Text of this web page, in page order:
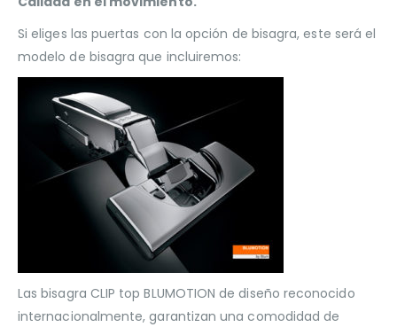
Si eliges las puertas con la opción de bisagra, este será el
modelo de bisagra que incluiremos:
Las bisagra CLIP top BLUMOTION de diseño reconocido
internacionalmente, garantizan una comodidad de